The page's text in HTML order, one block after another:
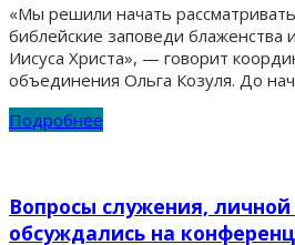
«Мы решили начать
библейские заповеди блаженства
Иисуса Христа», — говорит
объединения Ольга Козуля. До
Подробнее
Вопросы служения,
обсуждались на